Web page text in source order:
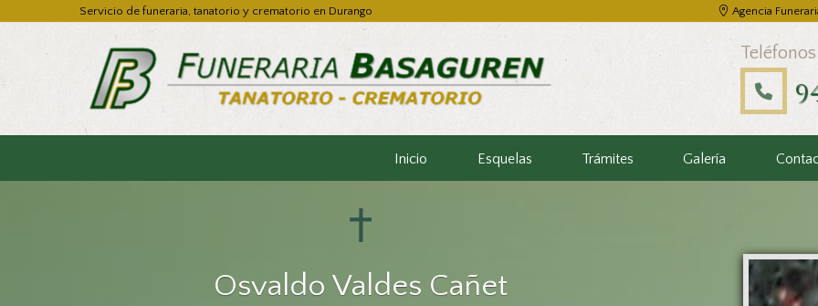
Servicio de funeraria, tanatorio y crematorio en Durango Agencia
Inicio Esquelas Trámites Galería
Osvaldo Valdes Cañet